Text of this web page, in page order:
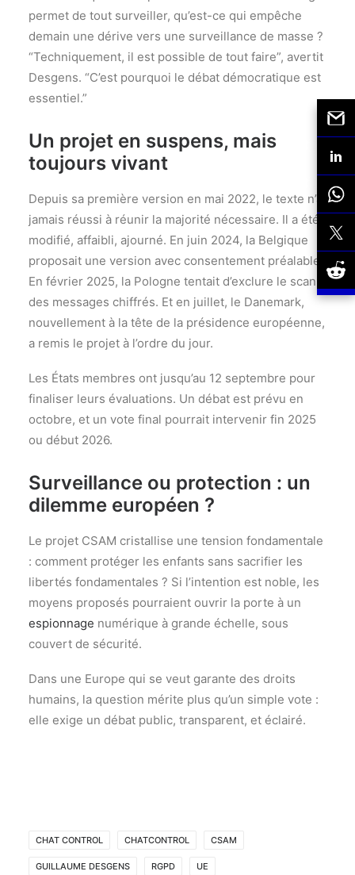
permet de tout surveiller, qu’est-ce qui empêche
demain une dérive vers une surveillance de masse ?
“Techniquement, il est possible de tout faire”, avertit
Desgens. “C’est pourquoi le débat démocratique est
essentiel.”
Un projet en suspens, mais
toujours vivant
Depuis sa première version en mai 2022, le texte n’a
jamais réussi à réunir la majorité nécessaire. Il a été
modifié, affaibli, ajourné. En juin 2024, la Belgique
proposait une version avec consentement préalable.
En février 2025, la Pologne tentait d’exclure le scan
des messages chiffrés. Et en juillet, le Danemark,
nouvellement à la tête de la présidence européenne,
a remis le projet à l’ordre du jour.
Les États membres ont jusqu’au 12 septembre pour
finaliser leurs évaluations. Un débat est prévu en
octobre, et un vote final pourrait intervenir fin 2025
ou début 2026.
Surveillance ou protection : un
dilemme européen ?
Le projet CSAM cristallise une tension fondamentale
: comment protéger les enfants sans sacrifier les
libertés fondamentales ? Si l’intention est noble, les
moyens proposés pourraient ouvrir la porte à un
espionnage numérique à grande échelle, sous
couvert de sécurité.
Dans une Europe qui se veut garante des droits
humains, la question mérite plus qu’un simple vote :
elle exige un débat public, transparent, et éclairé.
CHAT CONTROL CHATCONTROL CSAM
GUILLAUME DESGENS RGPD UE